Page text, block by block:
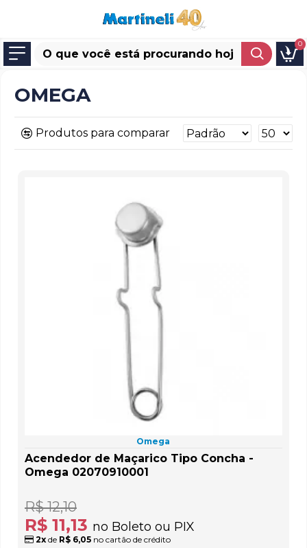
0
OMEGA
Produtos para comparar
Omega
Acendedor de Maçarico Tipo Concha -
Omega 02070910001
R$ 11,13 no Boleto ou PIX
R$ 12,10
2x de R$ 6,05 no cartão de crédito